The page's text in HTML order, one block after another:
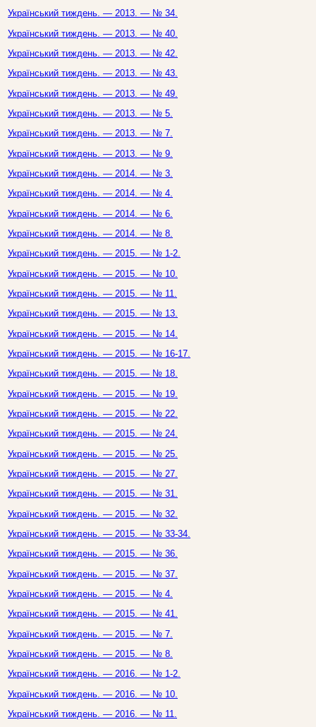
Український тиждень. — 2013. — № 34.
Український тиждень. — 2013. — № 40.
Український тиждень. — 2013. — № 42.
Український тиждень. — 2013. — № 43.
Український тиждень. — 2013. — № 49.
Український тиждень. — 2013. — № 5.
Український тиждень. — 2013. — № 7.
Український тиждень. — 2013. — № 9.
Український тиждень. — 2014. — № 3.
Український тиждень. — 2014. — № 4.
Український тиждень. — 2014. — № 6.
Український тиждень. — 2014. — № 8.
Український тиждень. — 2015. — № 1-2.
Український тиждень. — 2015. — № 10.
Український тиждень. — 2015. — № 11.
Український тиждень. — 2015. — № 13.
Український тиждень. — 2015. — № 14.
Український тиждень. — 2015. — № 16-17.
Український тиждень. — 2015. — № 18.
Український тиждень. — 2015. — № 19.
Український тиждень. — 2015. — № 22.
Український тиждень. — 2015. — № 24.
Український тиждень. — 2015. — № 25.
Український тиждень. — 2015. — № 27.
Український тиждень. — 2015. — № 31.
Український тиждень. — 2015. — № 32.
Український тиждень. — 2015. — № 33-34.
Український тиждень. — 2015. — № 36.
Український тиждень. — 2015. — № 37.
Український тиждень. — 2015. — № 4.
Український тиждень. — 2015. — № 41.
Український тиждень. — 2015. — № 7.
Український тиждень. — 2015. — № 8.
Український тиждень. — 2016. — № 1-2.
Український тиждень. — 2016. — № 10.
Український тиждень. — 2016. — № 11.